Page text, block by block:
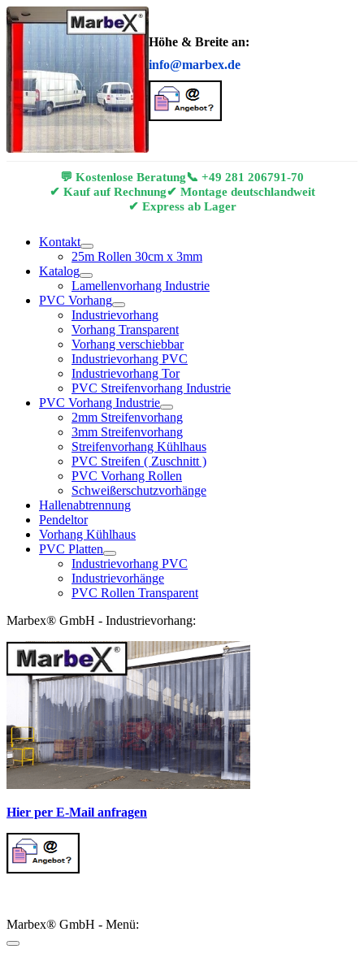
Höhe & Breite an:
info@marbex.de
💬 Kostenlose Beratung📞 +49 281 206791-70
✔ Kauf auf Rechnung✔ Montage deutschlandweit
✔ Express ab Lager
Kontakt
25m Rollen 30cm x 3mm
Katalog
Lamellenvorhang Industrie
PVC Vorhang
Industrievorhang
Vorhang Transparent
Vorhang verschiebbar
Industrievorhang PVC
Industrievorhang Tor
PVC Streifenvorhang Industrie
PVC Vorhang Industrie
2mm Streifenvorhang
3mm Streifenvorhang
Streifenvorhang Kühlhaus
PVC Streifen ( Zuschnitt )
PVC Vorhang Rollen
Schweißerschutzvorhänge
Hallenabtrennung
Pendeltor
Vorhang Kühlhaus
PVC Platten
Industrievorhang PVC
Industrievorhänge
PVC Rollen Transparent
Marbex® GmbH - Industrievorhang:
Hier per E-Mail anfragen
Marbex® GmbH - Menü: